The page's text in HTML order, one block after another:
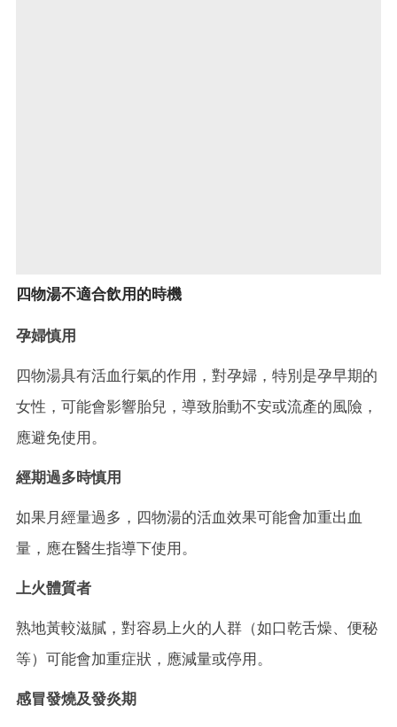
四物湯不適合飲用的時機
孕婦慎用
四物湯具有活血行氣的作用，對孕婦，特別是孕早期的
女性，可能會影響胎兒，導致胎動不安或流產的風險，
應避免使用。
經期過多時慎用
如果月經量過多，四物湯的活血效果可能會加重出血
量，應在醫生指導下使用。
上火體質者
熟地黃較滋膩，對容易上火的人群（如口乾舌燥、便秘
等）可能會加重症狀，應減量或停用。
感冒發燒及發炎期